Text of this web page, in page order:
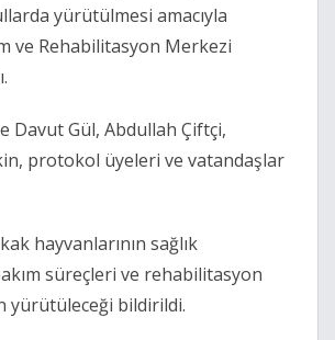
yürütülmesi amacıyla
ve Rehabilitasyon Merkezi
Davut Gül, Abdullah Çiftçi,
, protokol üyeleri ve vatandaşlar
hayvanlarının sağlık
süreçleri ve rehabilitasyon
yürütüleceği bildirildi.